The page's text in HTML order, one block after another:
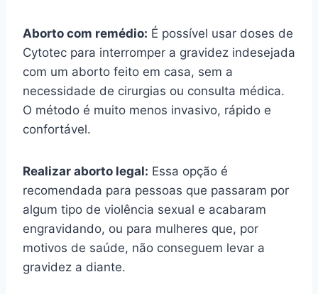
Aborto com remédio: É possível usar doses de
Cytotec para interromper a gravidez indesejada
com um aborto feito em casa, sem a
necessidade de cirurgias ou consulta médica.
O método é muito menos invasivo, rápido e
confortável.
Realizar aborto legal: Essa opção é
recomendada para pessoas que passaram por
algum tipo de violência sexual e acabaram
engravidando, ou para mulheres que, por
motivos de saúde, não conseguem levar a
gravidez a diante.